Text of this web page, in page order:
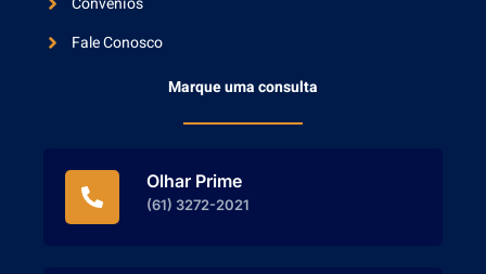
Fale Conosco
Marque uma consulta
Olhar Prime
(61) 3272-2021